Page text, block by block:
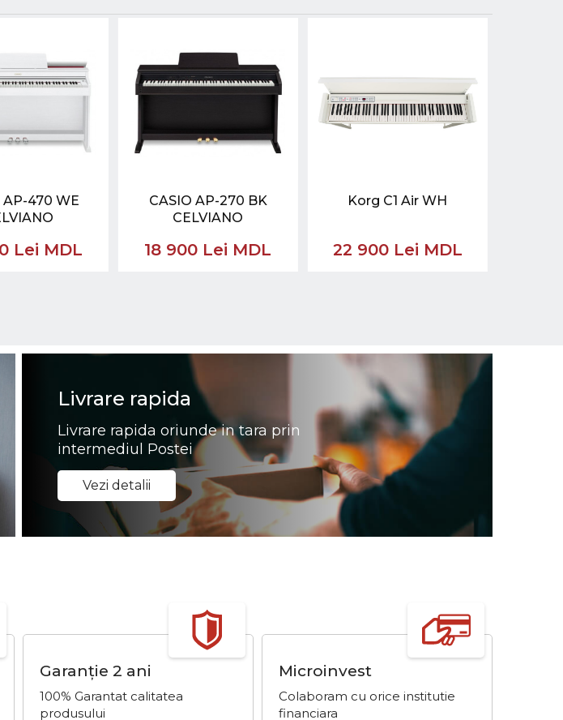
AP-470 WE
Lei MDL
CASIO AP-270 BK
CELVIANO
18 900 Lei MDL
Korg C1 Air WH
22 900 Lei MDL
Livrare rapida
Livrare rapida oriunde in tara prin
intermediul Postei
Vezi detalii
Garanție 2 ani
100% Garantat calitatea
produsului
Microinvest
Colaboram cu orice institutie
financiara